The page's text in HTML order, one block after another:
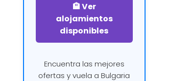
🏨 Ver
alojamientos
disponibles
Encuentra las mejores
ofertas y vuela a Bulgaria